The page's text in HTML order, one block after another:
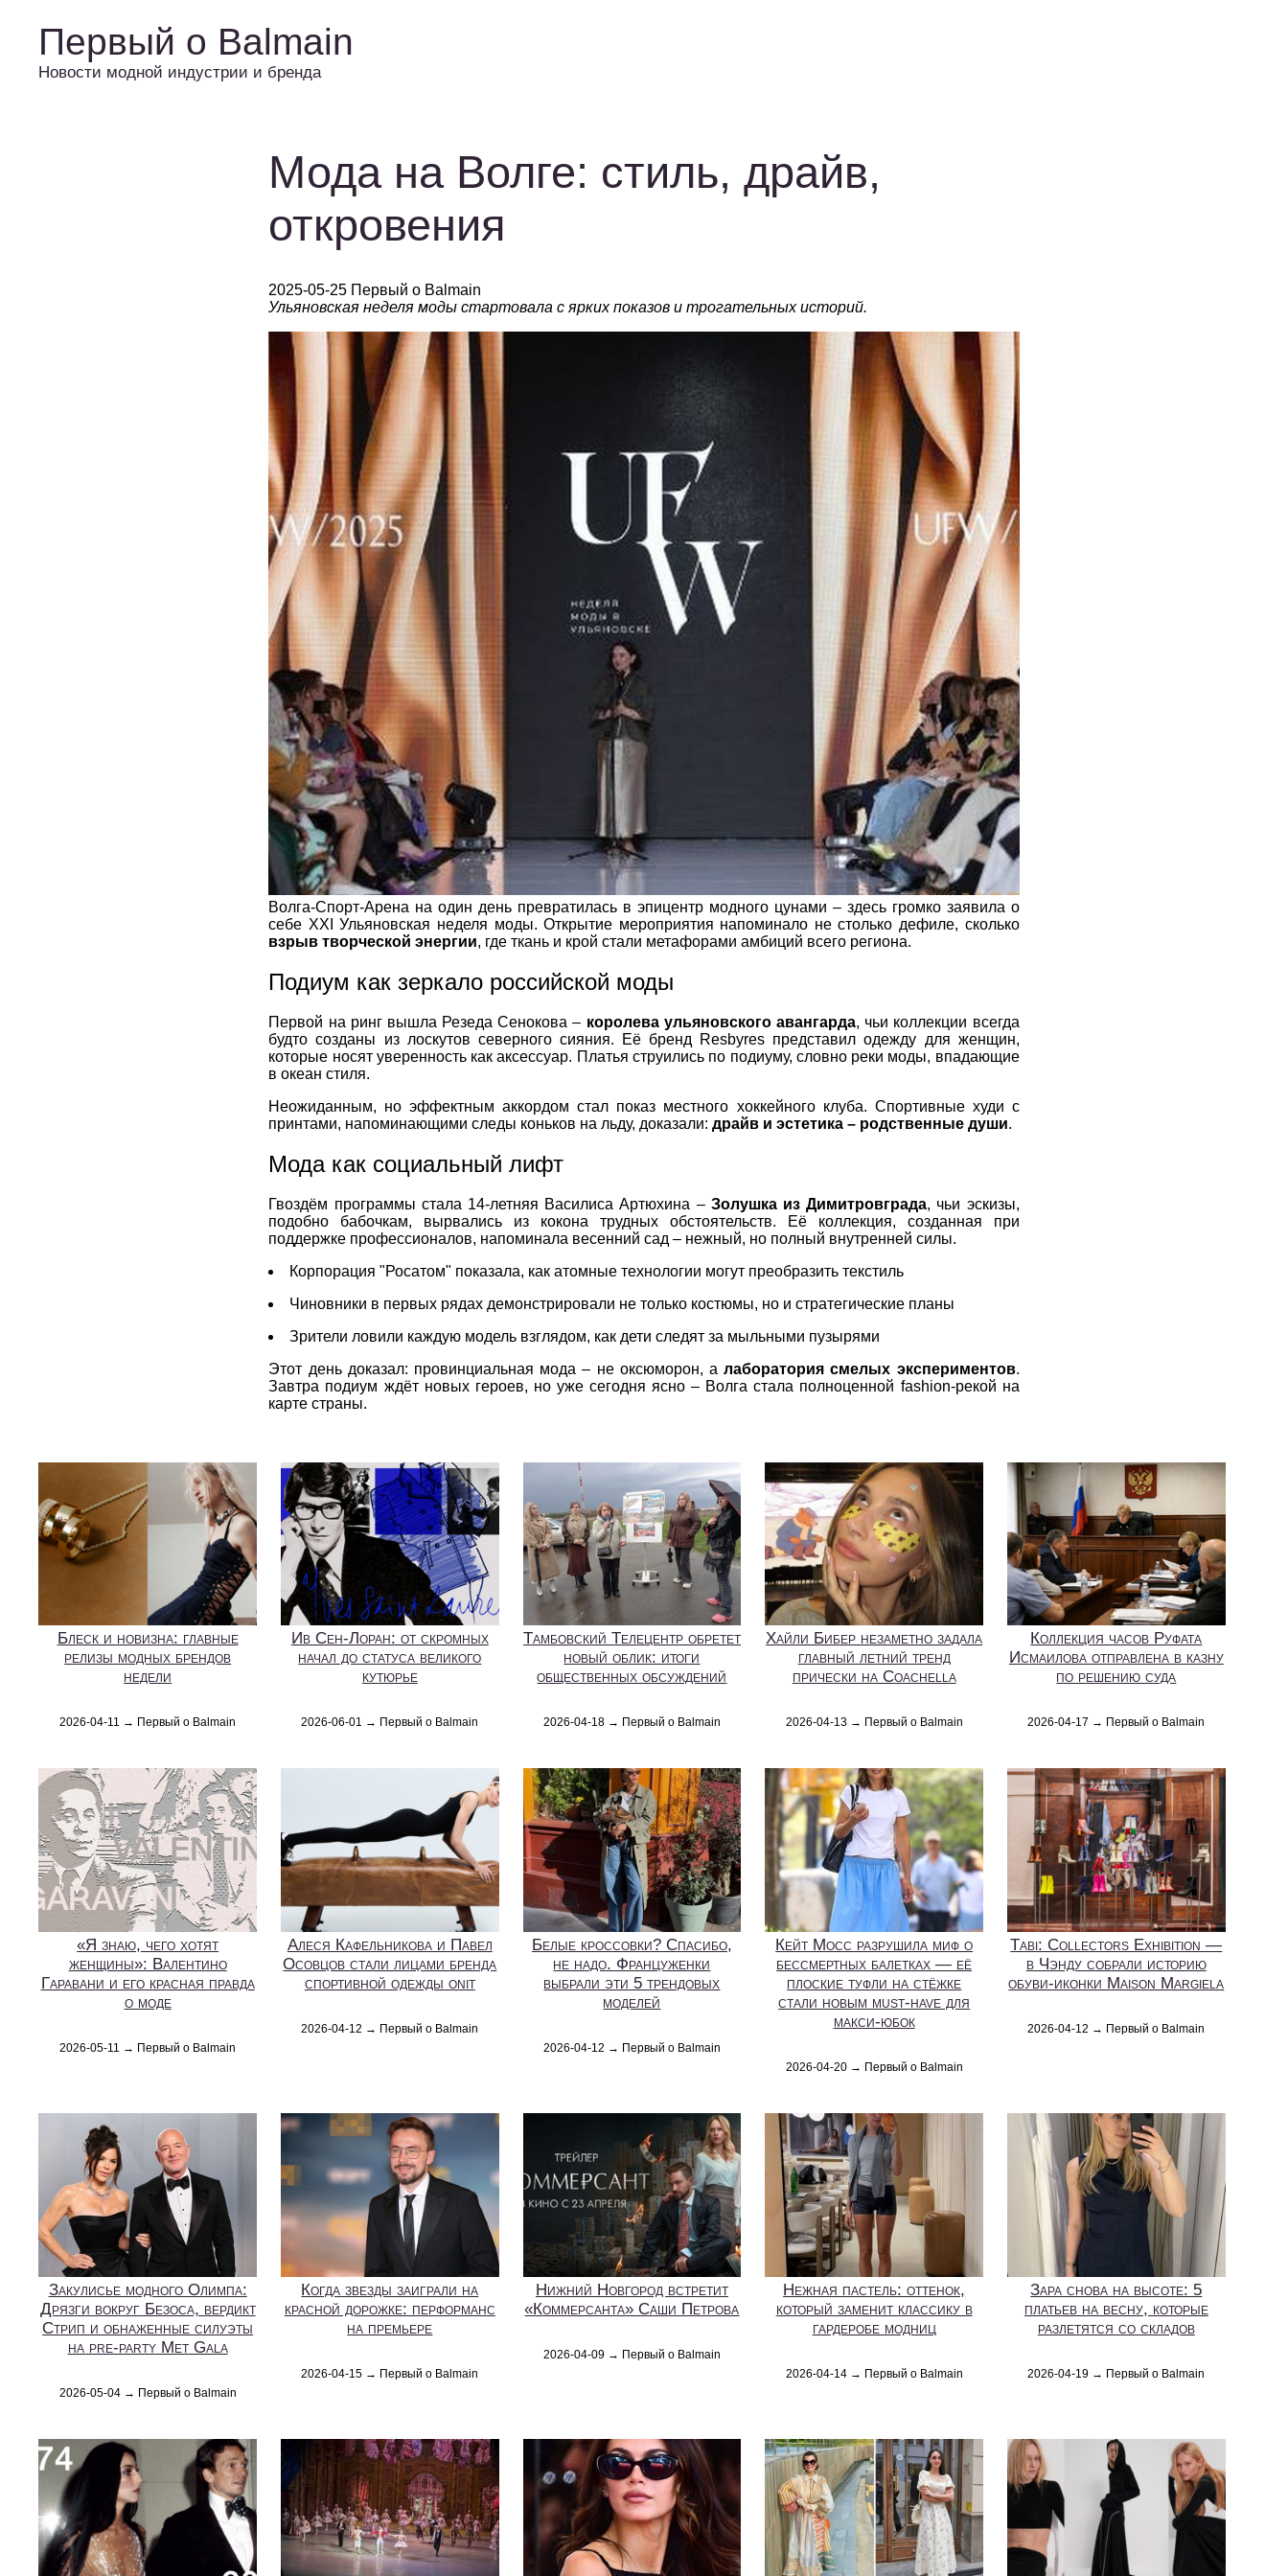
Первый о Balmain
Новости модной индустрии и бренда
Мода на Волге: стиль, драйв,
откровения
2025-05-25 Первый о Balmain
Ульяновская неделя моды стартовала с ярких показов и трогательных историй.
Волга-Спорт-Арена на один день превратилась в эпицентр модного цунами – здесь громко заявила о
себе XXI Ульяновская неделя моды. Открытие мероприятия напоминало не столько дефиле, сколько
взрыв творческой энергии, где ткань и крой стали метафорами амбиций всего региона.
Подиум как зеркало российской моды
Первой на ринг вышла Резеда Сенокова – королева ульяновского авангарда, чьи коллекции всегда
будто созданы из лоскутов северного сияния. Её бренд Resbyres представил одежду для женщин,
которые носят уверенность как аксессуар. Платья струились по подиуму, словно реки моды, впадающие
в океан стиля.
Неожиданным, но эффектным аккордом стал показ местного хоккейного клуба. Спортивные худи с
принтами, напоминающими следы коньков на льду, доказали:драйв и эстетика – родственные души.
Мода как социальный лифт
Гвоздём программы стала 14-летняя Василиса Артюхина – Золушка из Димитровграда, чьи эскизы,
подобно бабочкам, вырвались из кокона трудных обстоятельств. Её коллекция, созданная при
поддержке профессионалов, напоминала весенний сад – нежный, но полный внутренней силы.
Корпорация "Росатом" показала, как атомные технологии могут преобразить текстиль
Чиновники в первых рядах демонстрировали не только костюмы, но и стратегические планы
Зрители ловили каждую модель взглядом, как дети следят за мыльными пузырями
Этот день доказал: провинциальная мода – не оксюморон, алаборатория смелых экспериментов.
Завтра подиум ждёт новых героев, но уже сегодня ясно – Волга стала полноценной fashion-рекой на
карте страны.
Блеск и новизна: главные
релизы модных брендов
недели
2026-04-11 → Первый о Balmain
Ив Сен-Лоран: от скромных
начал до статуса великого
кутюрье
2026-06-01 → Первый о Balmain
Тамбовский Телецентр обретет
новый облик: итоги
общественных обсуждений
2026-04-18 → Первый о Balmain
Хайли Бибер незаметно задала
главный летний тренд
прически на Coachella
2026-04-13 → Первый о Balmain
Коллекция часов Руфата
Исмаилова отправлена в казну
по решению суда
2026-04-17 → Первый о Balmain
«Я знаю, чего хотят
женщины»: Валентино
Гаравани и его красная правда
о моде
2026-05-11 → Первый о Balmain
Алеся Кафельникова и Павел
Осовцов стали лицами бренда
спортивной одежды onit
2026-04-12 → Первый о Balmain
Белые кроссовки? Спасибо,
не надо. Француженки
выбрали эти 5 трендовых
моделей
2026-04-12 → Первый о Balmain
Кейт Мосс разрушила миф о
бессмертных балетках — её
плоские туфли на стёжке
стали новым must-have для
макси-юбок
2026-04-20 → Первый о Balmain
Tabi: Collectors Exhibition —
в Чэнду собрали историю
обуви-иконки Maison Margiela
2026-04-12 → Первый о Balmain
Закулисье модного Олимпа:
Дрязги вокруг Безоса, вердикт
Стрип и обнаженные силуэты
на pre-party Met Gala
2026-05-04 → Первый о Balmain
Когда звезды заиграли на
красной дорожке: перформанс
на премьере
2026-04-15 → Первый о Balmain
Нижний Новгород встретит
«Коммерсанта» Саши Петрова
2026-04-09 → Первый о Balmain
Нежная пастель: оттенок,
который заменит классику в
гардеробе модниц
2026-04-14 → Первый о Balmain
Зара снова на высоте: 5
платьев на весну, которые
разлетятся со складов
2026-04-19 → Первый о Balmain